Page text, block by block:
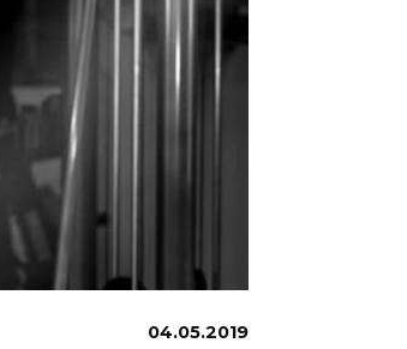
04.05.2019